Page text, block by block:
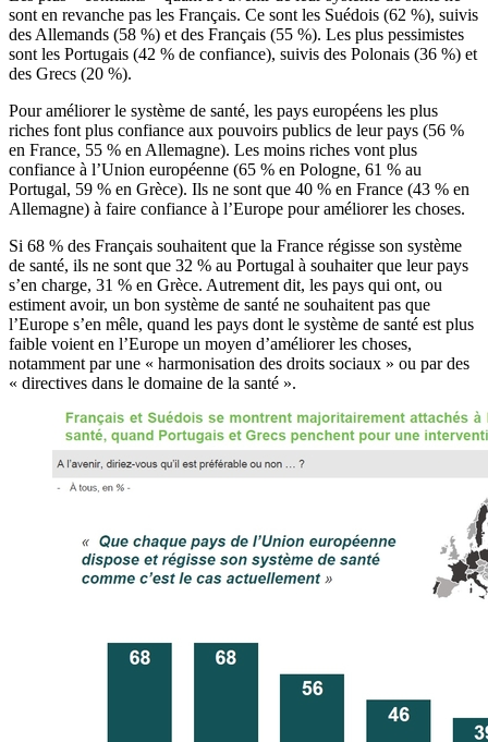
sont en revanche pas les Français. Ce sont les Suédois (62 %), suivis
des Allemands (58 %) et des Français (55 %). Les plus pessimistes
sont les Portugais (42 % de confiance), suivis des Polonais (36 %) et
des Grecs (20 %).
Pour améliorer le système de santé, les pays européens les plus
riches font plus confiance aux pouvoirs publics de leur pays (56 %
en France, 55 % en Allemagne). Les moins riches vont plus
confiance à l’Union européenne (65 % en Pologne, 61 % au
Portugal, 59 % en Grèce). Ils ne sont que 40 % en France (43 % en
Allemagne) à faire confiance à l’Europe pour améliorer les choses.
Si 68 % des Français souhaitent que la France régisse son système
de santé, ils ne sont que 32 % au Portugal à souhaiter que leur pays
s’en charge, 31 % en Grèce. Autrement dit, les pays qui ont, ou
estiment avoir, un bon système de santé ne souhaitent pas que
l’Europe s’en mêle, quand les pays dont le système de santé est plus
faible voient en l’Europe un moyen d’améliorer les choses,
notamment par une « harmonisation des droits sociaux » ou par des
« directives dans le domaine de la santé ».